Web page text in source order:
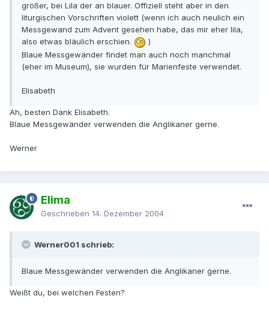
größer, bei Lila der an blauer. Offiziell steht aber in den
liturgischen Vorschriften violett (wenn ich auch neulich ein
Messgewand zum Advent gesehen habe, das mir eher lila,
also etwas bläulich erschien.
)
Blaue Messgewänder findet man auch noch manchmal
(eher im Museum), sie wurden für Marienfeste verwendet.
Elisabeth
Ah, besten Dank Elisabeth.
Blaue Messgewänder verwenden die Anglikaner gerne.
Werner
Elima
Geschrieben 14. Dezember 2004
Werner001 schrieb:
Blaue Messgewänder verwenden die Anglikaner gerne.
Weißt du, bei welchen Festen?